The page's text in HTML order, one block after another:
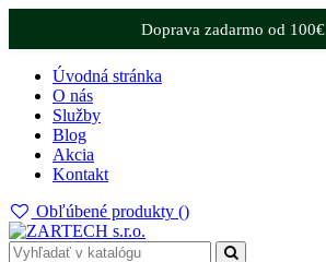
Doprava zadarmo od 100€
Úvodná stránka
O nás
Služby
Blog
Akcia
Kontakt
Obľúbené produkty ()